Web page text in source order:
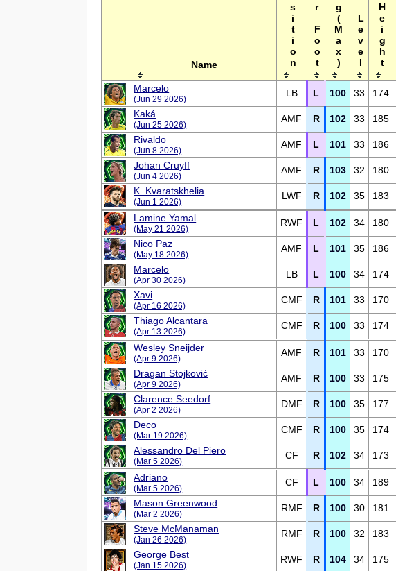
Name Position Height
Marcelo
(Jun 29 2026)
LB L 100 33 174
Kaká
(Jun 25 2026)
AMF R 102 33 185
Rivaldo
(Jun 8 2026)
AMF L 101 33 186
Johan Cruyff
(Jun 4 2026)
AMF R 103 32 180
K. Kvaratskhelia
(Jun 1 2026)
LWF R 102 35 183
Lamine Yamal
(May 21 2026)
RWF L 102 34 180
Nico Paz
(May 18 2026)
AMF L 101 35 186
Marcelo
(Apr 30 2026)
LB L 100 34 174
Xavi
(Apr 16 2026)
CMF R 101 33 170
Thiago Alcantara
(Apr 13 2026)
CMF R 100 33 174
Wesley Sneijder
(Apr 9 2026)
AMF R 101 33 170
Dragan Stojković
(Apr 9 2026)
AMF R 100 33 175
Clarence Seedorf
(Apr 2 2026)
DMF R 100 35 177
Deco
(Mar 19 2026)
CMF R 100 35 174
Alessandro Del Piero
(Mar 5 2026)
CF R 102 34 173
Adriano
(Mar 5 2026)
CF L 100 34 189
Mason Greenwood
(Mar 2 2026)
RMF R 100 30 181
Steve McManaman
(Jan 26 2026)
RMF R 100 32 183
George Best
(Jan 15 2026)
RWF R 104 34 175